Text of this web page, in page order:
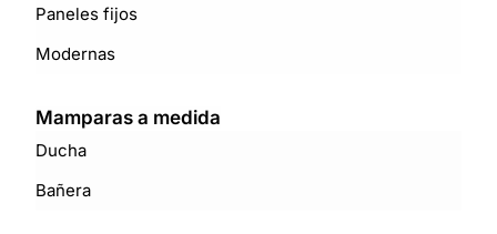
Paneles fijos
Modernas
Mamparas a medida
Ducha
Bañera